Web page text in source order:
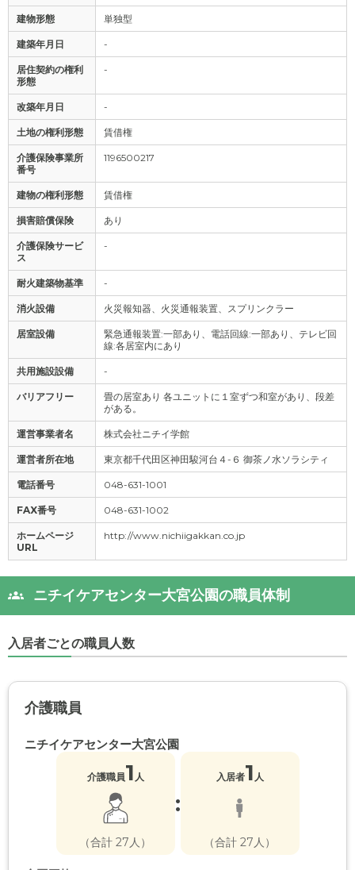
建物形態 単独型
建築年月日 -
居住契約の権利
形態
-
改築年月日 -
土地の権利形態 賃借権
介護保険事業所
番号
1196500217
建物の権利形態 賃借権
損害賠償保険 あり
介護保険サービ
ス
-
耐火建築物基準 -
消火設備 火災報知器、火災通報装置、スプリンクラー
居室設備
緊急通報装置:一部あり、電話回線:一部あり、テレビ回
線:各居室内にあり
共用施設設備 -
バリアフリー
畳の居室あり 各ユニットに１室ずつ和室があり、段差
がある。
運営事業者名 株式会社ニチイ学館
運営者所在地 東京都千代田区神田駿河台４-６ 御茶ノ水ソラシティ
電話番号 048-631-1001
FAX番号 048-631-1002
ホームページ
URL
http://www.nichiigakkan.co.jp
ニチイケアセンター大宮公園の職員体制
入居者ごとの職員人数
介護職員
ニチイケアセンター大宮公園
介護職員1 人
（合計 27人）
:
入居者1 人
（合計 27人）